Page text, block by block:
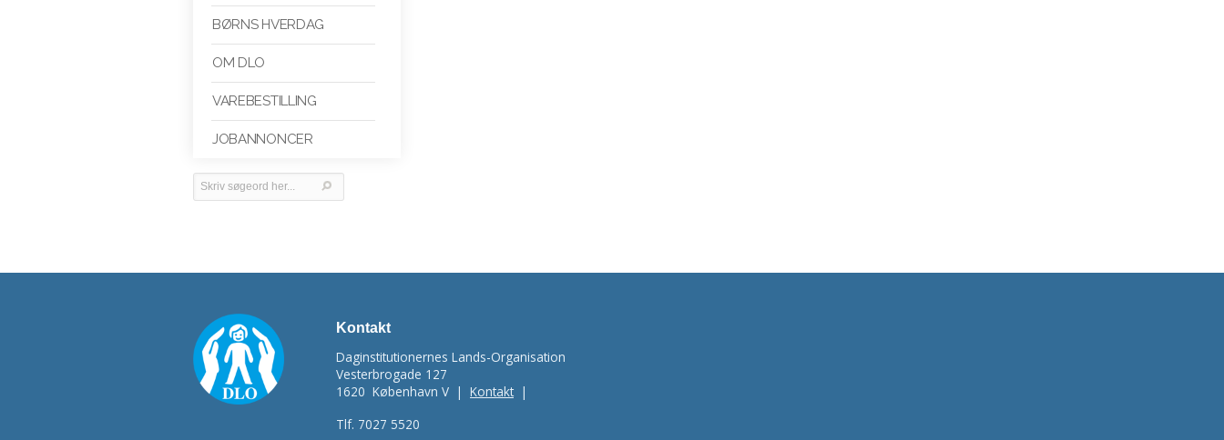
BØRNS HVERDAG
OM DLO
VAREBESTILLING
JOBANNONCER
Kontakt
Daginstitutionernes Lands-Organisation
Vesterbrogade 127
1620 København V | Kontakt |
Tlf. 7027 5520